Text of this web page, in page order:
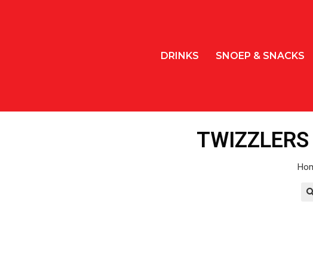
DRINKS SNOEP & SNACKS